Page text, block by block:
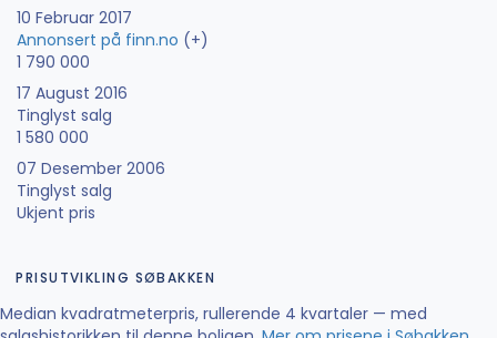
10 Februar 2017
Annonsert på finn.no (+)
1 790 000
17 August 2016
Tinglyst salg
1 580 000
07 Desember 2006
Tinglyst salg
Ukjent pris
PRISUTVIKLING SØBAKKEN
Median kvadratmeterpris, rullerende 4 kvartaler — med